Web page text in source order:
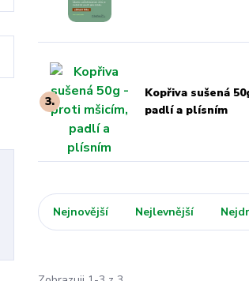
3.
Kopřiva sušená
padlí a plísním
Nejnovější Nejlevnější